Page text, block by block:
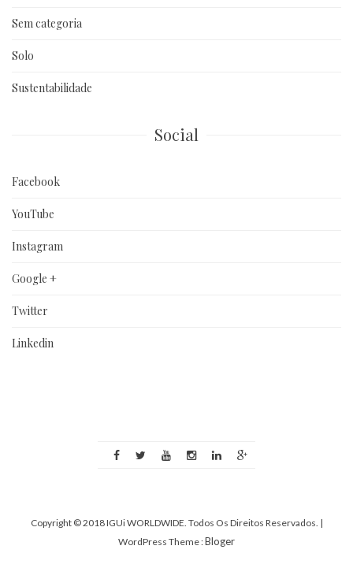
Sem categoria
Solo
Sustentabilidade
Social
Facebook
YouTube
Instagram
Google +
Twitter
Linkedin
Copyright © 2018 IGUi WORLDWIDE. Todos Os Direitos Reservados. |
WordPress Theme :Bloger